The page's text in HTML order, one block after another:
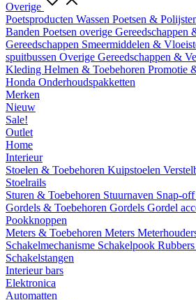
Overige
Poetsproducten Wassen Poetsen &
Banden Poetsen overige Gereedschappen
Gereedschappen Smeermiddelen &
spuitbussen Overige Gereedschappen &
Kleding Helmen & Toebehoren Promotie
Honda Onderhoudspakketten
Merken
Nieuw
Sale!
Outlet
Home
Interieur
Stoelen & Toebehoren Kuipstoelen
Stoelrails
Sturen & Toebehoren Stuurnaven Snap-off
Gordels & Toebehoren Gordels Gordel
Pookknoppen
Meters & Toebehoren Meters
Schakelmechanisme Schakelpook
Schakelstangen
Interieur bars
Elektronica
Automatten